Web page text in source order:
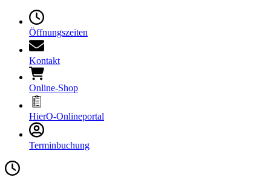
Öffnungszeiten
Kontakt
Online-Shop
HierO-Onlineportal
Terminbuchung